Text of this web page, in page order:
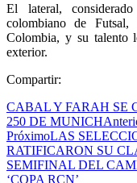
El lateral,
colombiano de
Colombia, y su talento
exterior.
Compartir:
CABAL Y FARAH SE
250 DE MUNICH
PróximoLAS
RATIFICARON SU
SEMIFINAL DEL
‘COPA RCN’